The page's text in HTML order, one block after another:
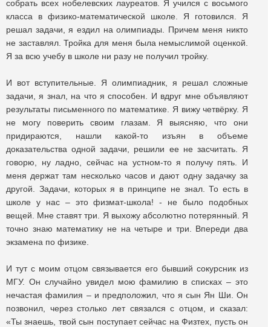
собрать всех нобелевских лауреатов. Я учился с восьмого
класса в физико-математической школе. Я готовился. Я
решал задачи, я ездил на олимпиады. Причем меня никто
не заставлял. Тройка для меня была немыслимой оценкой.
Я за всю учебу в школе ни разу не получил тройку.
И вот вступительные. Я олимпиадник, я решал сложные
задачи, я знал, на что я способен. И вдруг мне объявляют
результаты письменного по математике. Я вижу четвёрку. Я
не могу поверить своим глазам. Я выясняю, что они
придираются, нашли какой-то изъян в объеме
доказательства одной задачи, решили ее не засчитать. Я
говорю, ну ладно, сейчас на устном-то я получу пять. И
меня держат там несколько часов и дают одну задачку за
другой. Задачи, которых я в принципе не знал. То есть в
школе у нас – это физмат-школа! - не было подобных
вещей. Мне ставят три. Я выхожу абсолютно потерянный. Я
точно знаю математику не на четыре и три. Впереди два
экзамена по физике.
И тут с моим отцом связывается его бывший сокурсник из
МГУ. Он случайно увидел мою фамилию в списках – это
нечастая фамилия – и предположил, что я сын Ян Ши. Он
позвонил, через столько лет связался с отцом, и сказал:
«Ты знаешь, твой сын поступает сейчас на Физтех, пусть он